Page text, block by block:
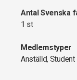
Antal Svenska
1 st
Medlemstyper
Anställd, Student